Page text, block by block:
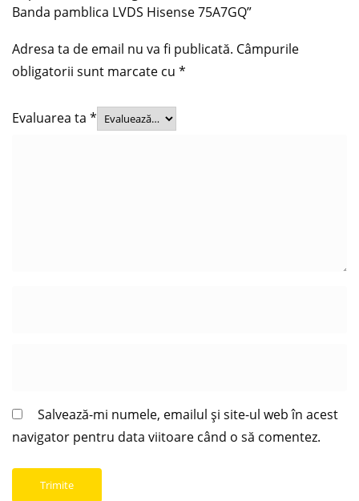
Banda pamblica LVDS Hisense 75A7GQ”
Adresa ta de email nu va fi publicată. Câmpurile
obligatorii sunt marcate cu *
Evaluarea ta *
Salvează-mi numele, emailul și site-ul web în acest
navigator pentru data viitoare când o să comentez.